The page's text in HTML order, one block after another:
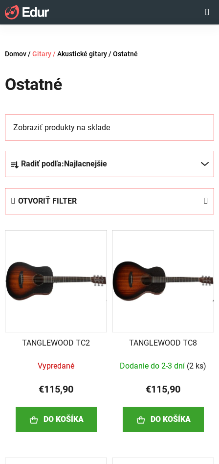
Prejsť
na
obsah
KOŠÍK
Domov/ Gitary / Akustické gitary/ Ostatné
Ostatné
Zobraziť produkty na sklade
e
o
d
u
o
Radiť podľa: Najlacnejšie
OTVORIŤ FILTER
V
i
s
p
d
TANGLEWOOD TC2
Vypredané
€115,90
DO KOŠÍKA
TANGLEWOOD TC8
Dodanie do 2-3 dní (2 ks)
€115,90
DO KOŠÍKA